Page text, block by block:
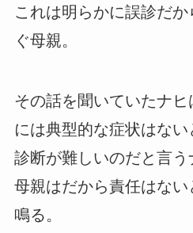
これは明らかに誤診だ
ぐ母親。
その話を聞いていたナ
には典型的な症状はない
診断が難しいのだと言う
母親はだから責任はな
鳴る。